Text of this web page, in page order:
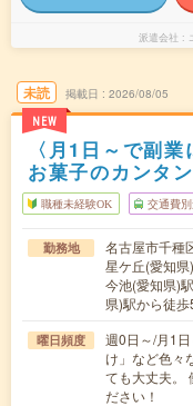
派遣会社
未読
NEW
掲載日 2026/08/05
〈月1日～で副
お菓子のカンタ
職種未経験OK 交通費
勤務地
名古屋市千種
星ケ丘(愛知
今池(愛知県)
県)駅から徒
曜日頻度
週0日～/月1
け」など色々
ても大丈夫。
ださい！